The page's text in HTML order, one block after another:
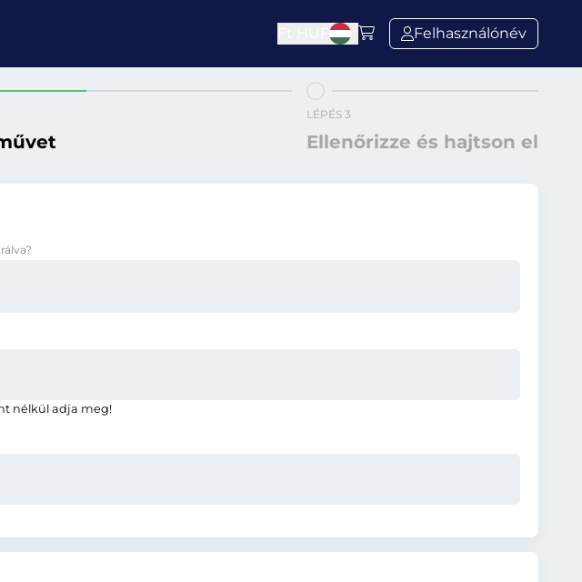
Felhasználónév
LÉPÉS 3
Ellenőrizze és hajtson el
nélkül adja meg!